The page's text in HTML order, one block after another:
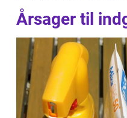
Årsager til